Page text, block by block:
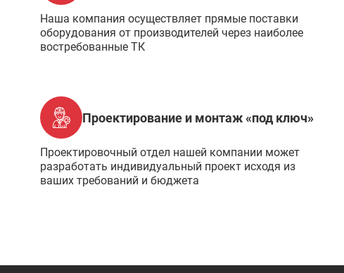
Наша компания осуществляет прямые поставки
оборудования от производителей через наиболее
востребованные ТК
Проектирование и монтаж «под ключ»
Проектировочный отдел нашей компании может
разработать индивидуальный проект исходя из
ваших требований и бюджета